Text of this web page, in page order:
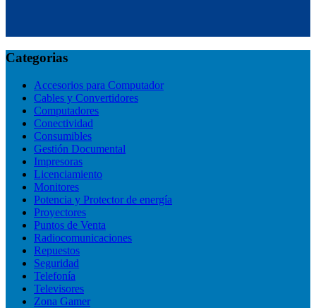
Categorias
Accesorios para Computador
Cables y Convertidores
Computadores
Conectividad
Consumibles
Gestión Documental
Impresoras
Licenciamiento
Monitores
Potencia y Protector de energía
Proyectores
Puntos de Venta
Radiocomunicaciones
Repuestos
Seguridad
Telefonía
Televisores
Zona Gamer